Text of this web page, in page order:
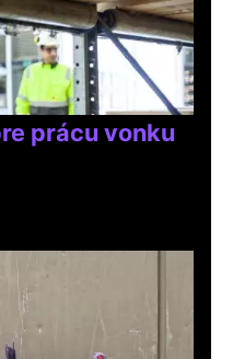
prácu vonku